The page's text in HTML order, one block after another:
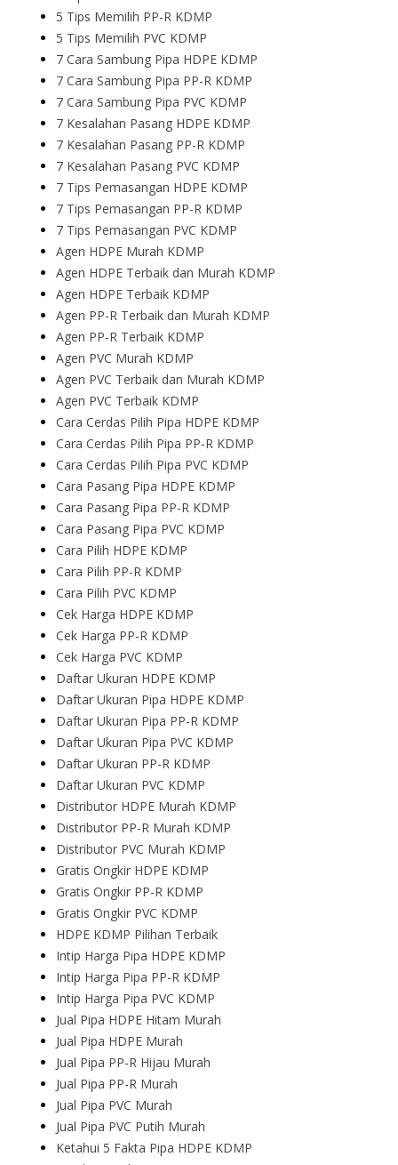
5 Tips Memilih PP-R KDMP
5 Tips Memilih PVC KDMP
7 Cara Sambung Pipa HDPE KDMP
7 Cara Sambung Pipa PP-R KDMP
7 Cara Sambung Pipa PVC KDMP
7 Kesalahan Pasang HDPE KDMP
7 Kesalahan Pasang PP-R KDMP
7 Kesalahan Pasang PVC KDMP
7 Tips Pemasangan HDPE KDMP
7 Tips Pemasangan PP-R KDMP
7 Tips Pemasangan PVC KDMP
Agen HDPE Murah KDMP
Agen HDPE Terbaik dan Murah KDMP
Agen HDPE Terbaik KDMP
Agen PP-R Terbaik dan Murah KDMP
Agen PP-R Terbaik KDMP
Agen PVC Murah KDMP
Agen PVC Terbaik dan Murah KDMP
Agen PVC Terbaik KDMP
Cara Cerdas Pilih Pipa HDPE KDMP
Cara Cerdas Pilih Pipa PP-R KDMP
Cara Cerdas Pilih Pipa PVC KDMP
Cara Pasang Pipa HDPE KDMP
Cara Pasang Pipa PP-R KDMP
Cara Pasang Pipa PVC KDMP
Cara Pilih HDPE KDMP
Cara Pilih PP-R KDMP
Cara Pilih PVC KDMP
Cek Harga HDPE KDMP
Cek Harga PP-R KDMP
Cek Harga PVC KDMP
Daftar Ukuran HDPE KDMP
Daftar Ukuran Pipa HDPE KDMP
Daftar Ukuran Pipa PP-R KDMP
Daftar Ukuran Pipa PVC KDMP
Daftar Ukuran PP-R KDMP
Daftar Ukuran PVC KDMP
Distributor HDPE Murah KDMP
Distributor PP-R Murah KDMP
Distributor PVC Murah KDMP
Gratis Ongkir HDPE KDMP
Gratis Ongkir PP-R KDMP
Gratis Ongkir PVC KDMP
HDPE KDMP Pilihan Terbaik
Intip Harga Pipa HDPE KDMP
Intip Harga Pipa PP-R KDMP
Intip Harga Pipa PVC KDMP
Jual Pipa HDPE Hitam Murah
Jual Pipa HDPE Murah
Jual Pipa PP-R Hijau Murah
Jual Pipa PP-R Murah
Jual Pipa PVC Murah
Jual Pipa PVC Putih Murah
Ketahui 5 Fakta Pipa HDPE KDMP